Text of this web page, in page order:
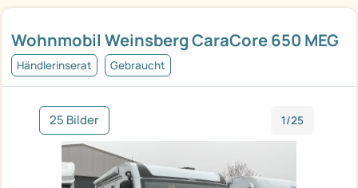
Wohnmobil Weinsberg CaraCore 650 MEG
Händlerinserat Gebraucht
25 Bilder 1/25